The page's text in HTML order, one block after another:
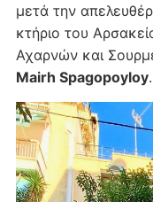
μετά την
κτήριο του
Αχαρνών και
Mairh Spagopoyloy.